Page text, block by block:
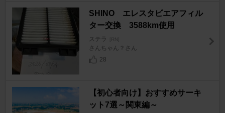
SHINO エレスタビエアフィル
ター交換 3588km使用
ステラ [RN]
さんちゃん？さん
28
【初心者向け】おすすめサーキ
ット7選～関東編～